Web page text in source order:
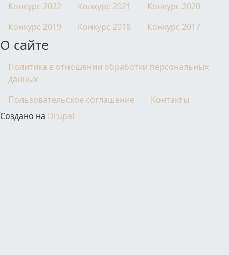
Конкурс 2022
Конкурс 2021
Конкурс 2020
Конкурс 2019
Конкурс 2018 Конкурс 2017
О сайте
Политика в отношении обработки персональных
данных
Пользовательское соглашение
Контакты
Создано на Drupal